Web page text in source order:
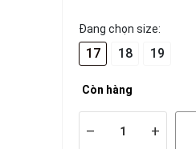
Đang chọn size:
17 18 19
Còn hàng
– +